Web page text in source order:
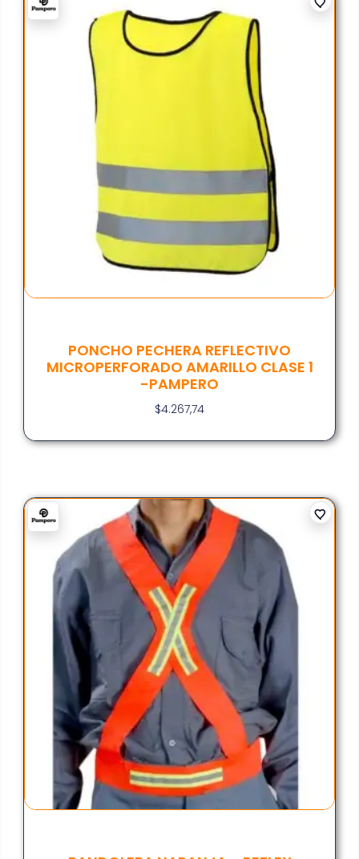
PONCHO PECHERA REFLECTIVO
MICROPERFORADO AMARILLO CLASE 1
-PAMPERO
$4.267,74